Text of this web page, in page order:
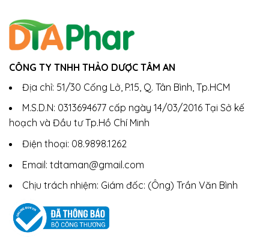
CÔNG TY TNHH THẢO DƯỢC TÂM AN
Địa chỉ: 51/30 Cống Lở, P.15, Q. Tân Bình, Tp.HCM
M.S.D.N: 0313694677 cấp ngày 14/03/2016 Tại Sở kế
hoạch và Đầu tư Tp.Hồ Chí Minh
Điện thoại: 08.9898.1262
Email: tdtaman@gmail.com
Chịu trách nhiệm: Giám đốc: (Ông) Trần Văn Bình